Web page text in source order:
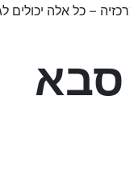
– כל אלה יכולים
סבא